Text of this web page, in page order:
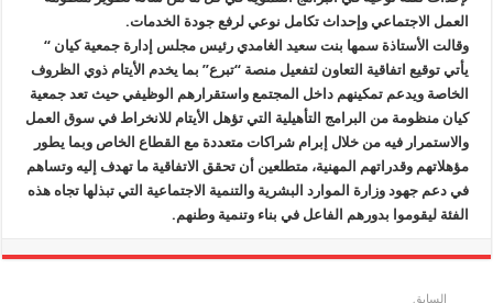
العمل الاجتماعي وإحداث تكامل نوعي لرفع جودة الخدمات.
وقالت الأستاذة سمها بنت سعيد الغامدي رئيس مجلس إدارة جمعية كيان “
يأتي توقيع اتفاقية التعاون لتفعيل منصة “تبرع” بما يخدم الأيتام ذوي الظروف
الخاصة ويدعم تمكينهم داخل المجتمع واستقرارهم الوظيفي حيث تعد جمعية
كيان منظومة من البرامج التأهيلية التي تؤهل الأيتام للانخراط في سوق العمل
والاستمرار فيه من خلال إبرام شراكات متعددة مع القطاع الخاص وبما يطور
مؤهلاتهم وقدراتهم المهنية، متطلعين أن تحقق الاتفاقية ما تهدف إليه وتساهم
في دعم جهود وزارة الموارد البشرية والتنمية الاجتماعية التي تبذلها تجاه هذه
الفئة ليقوموا بدورهم الفاعل في بناء وتنمية وطنهم.
السابق